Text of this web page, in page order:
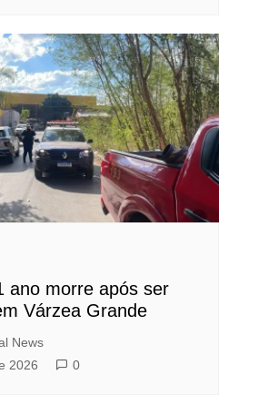
ano morre após ser
Várzea Grande
News
2026
0